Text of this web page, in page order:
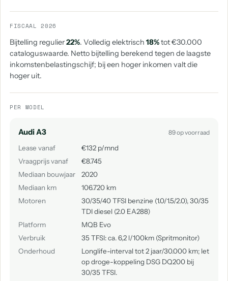
FISCAAL 2026
Bijtelling regulier22%. Volledig elektrisch 18%tot €30.000
cataloguswaarde. Netto bijtelling berekend tegen de laagste
inkomstenbelastingschijf; bij een hoger inkomen valt die
hoger uit.
PER MODEL
Audi A3 89 op voorraad
Lease vanaf
€132 p/mnd
Vraagprijs vanaf
€8.745
Mediaan bouwjaar
2020
Mediaan km
106.720 km
Motoren
30/35/40 TFSI benzine (1.0/1.5/2.0), 30/35
TDI diesel (2.0 EA288)
Platform
MQB Evo
Verbruik
35 TFSI: ca. 6,2 l/100km (Spritmonitor)
Onderhoud
Longlife-interval tot 2 jaar/30.000 km; let
op droge-koppeling DSG DQ200 bij
30/35 TFSI.